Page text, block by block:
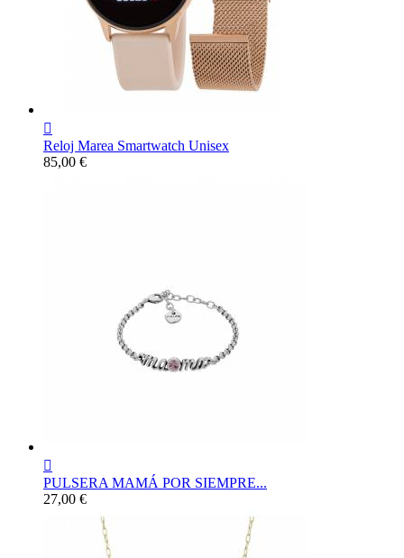

Reloj Marea Smartwatch Unisex
Precio
85,00 €

PULSERA MAMÁ POR SIEMPRE...
Precio
27,00 €